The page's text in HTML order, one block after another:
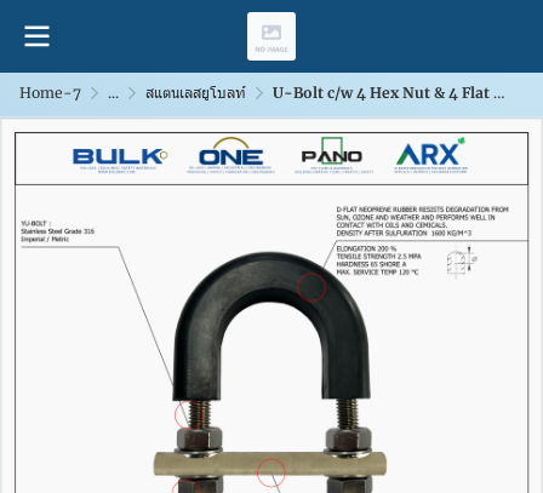
Home-7 ... สแตนเลสยูโบลท์ U-Bolt c/w 4 Hex Nut & 4 Flat Washers [SS316] With D-Flat